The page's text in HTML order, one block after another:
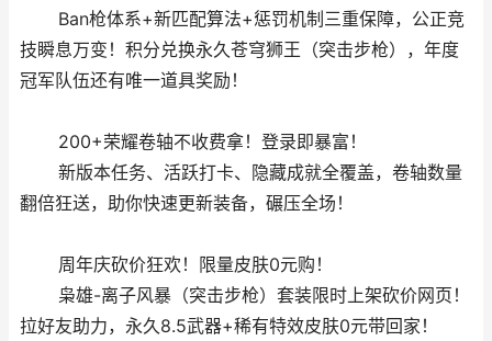
Ban枪体系+新匹配算法+惩罚机制三重保障，公正竞
技瞬息万变！积分兑换永久苍穹狮王（突击步枪），年度
冠军队伍还有唯一道具奖励！
200+荣耀卷轴不收费拿！登录即暴富！
新版本任务、活跃打卡、隐藏成就全覆盖，卷轴数量
翻倍狂送，助你快速更新装备，碾压全场！
周年庆砍价狂欢！限量皮肤0元购！
枭雄-离子风暴（突击步枪）套装限时上架砍价网页！
拉好友助力，永久8.5武器+稀有特效皮肤0元带回家！